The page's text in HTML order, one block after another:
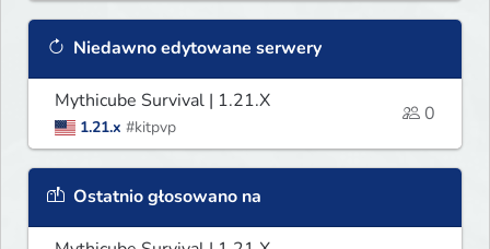
Niedawno edytowane serwery
Mythicube Survival | 1.21.X
1.21.x #kitpvp
0
Ostatnio głosowano na